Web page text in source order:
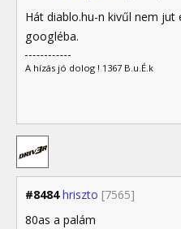
Hát diablo.hu-n kivűl nem jut
googléba.
A hízás jó dolog ! 1367 B.u.É.k
#8484 hriszto [7565]
80as a palám